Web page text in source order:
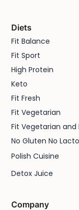
Diets
Fit Balance
Fit Sport
High Protein
Keto
Fit Fresh
Fit Vegetarian
Fit Vegetarian and
No Gluten No
Polish Cuisine
Detox Juice
Company